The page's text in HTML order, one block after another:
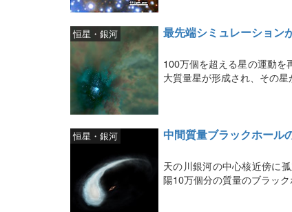
最先端シミュレーション
恒星・銀河
100万個を超える星の運動を
大質量星が形成され、その星
中間質量ブラックホール
恒星・銀河
天の川銀河の中心核近傍に
陽10万個分の質量のブラッ